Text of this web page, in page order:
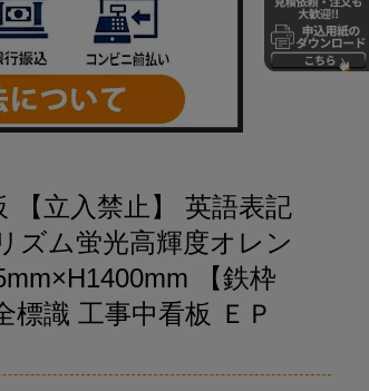
【立入禁止】 英語表記
ズム蛍光高輝度オレン
【鉄枠
標識 工事中看板 ＥＰ